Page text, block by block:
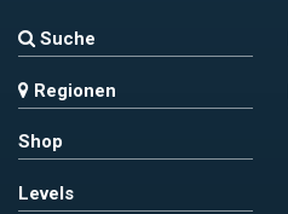
Suche
Regionen
Shop
Levels